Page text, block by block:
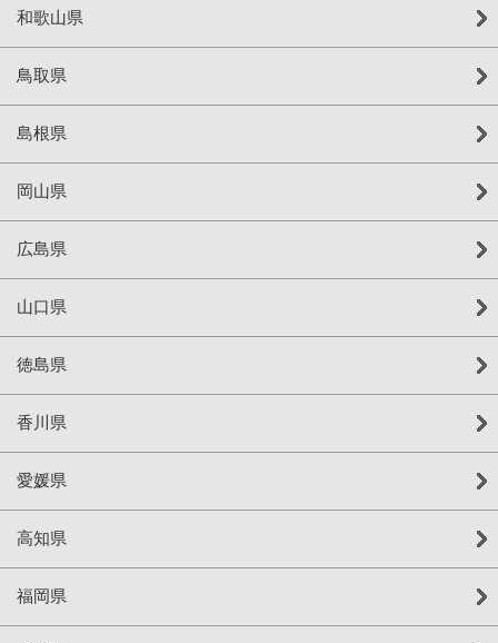
和歌山県
鳥取県
島根県
岡山県
広島県
山口県
徳島県
香川県
愛媛県
高知県
福岡県